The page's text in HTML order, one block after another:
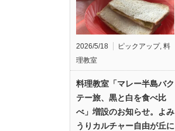
2026/5/18 ピックアップ, 料
理教室
料理教室「マレー半島バク
テー旅、黒と白を食べ比
べ」増設のお知らせ。よみ
うりカルチャー自由が丘に